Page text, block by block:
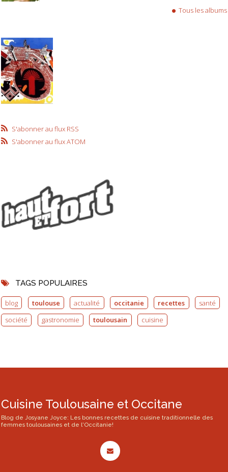
Tous les albums
S'abonner au flux RSS
S'abonner au flux ATOM
TAGS POPULAIRES
blog toulouse actualité occitanie recettes
santé
société
gastronomie toulousain cuisine
Cuisine Toulousaine et Occitane
Blog de Josyane Joyce: Les bonnes recettes de cuisine traditionnelle des
femmes toulousaines et de l'Occitanie!